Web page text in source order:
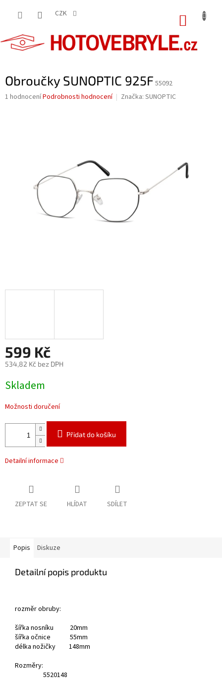
CZK
Obroučky SUNOPTIC 925F 55092
Průměrné
1 hodnoceníPodrobnosti hodnocení Značka: SUNOPTIC
599 Kč
534,82 Kč bez DPH
cena:
Skladem
Možnosti doručení
Přidat do košíku
Detailní informace
ZEPTAT SE HLÍDAT SDÍLET
Popis Diskuze
Detailní popis produktu
rozměr obruby:
šířka nosníku 20mm
šířka očnice 55mm
délka nožičky 148mm
Rozměry:
5520148